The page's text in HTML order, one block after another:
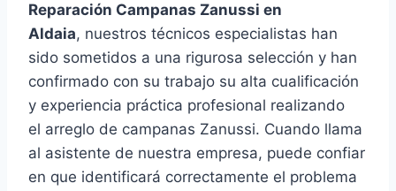
Reparación Campanas Zanussi en
Aldaia, nuestros técnicos especialistas han
sido sometidos a una rigurosa selección y han
confirmado con su trabajo su alta cualificación
y experiencia práctica profesional realizando
el arreglo de campanas Zanussi. Cuando llama
al asistente de nuestra empresa, puede confiar
en que identificará correctamente el problema